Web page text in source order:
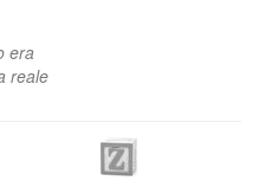
era
reale